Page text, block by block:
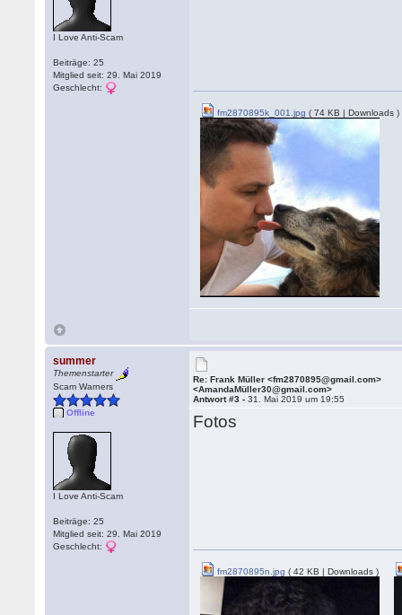
I Love Anti-Scam
Beiträge: 25
Mitglied seit: 29. Mai 2019
Geschlecht:
fm2870895k_001.jpg ( 74 KB | Downloads )
summer
Themenstarter
Scam Warners
Offline
I Love Anti-Scam
Beiträge: 25
Mitglied seit: 29. Mai 2019
Geschlecht:
Re: Frank Müller <fm2870895@gmail.com>
<AmandaMüller30@gmail.com>
Antwort #3 -31. Mai 2019 um 19:55
Fotos
fm2870895n.jpg ( 42 KB | Downloads )